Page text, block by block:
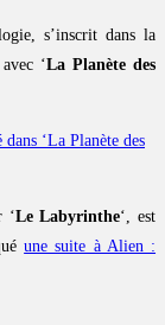
s’inscrit dans la
‘La Planète des
‘La Planète des
‘Le Labyrinthe‘, est
une suite à Alien :